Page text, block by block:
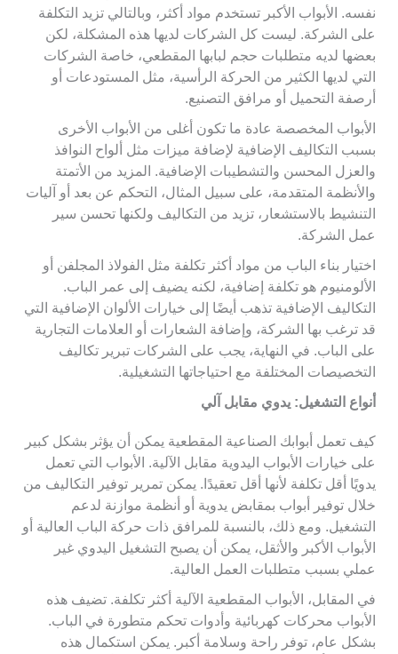
نفسه. الأبواب الأكبر تستخدم مواد أكثر، وبالتالي تزيد التكلفة
على الشركة. ليست كل الشركات لديها هذه المشكلة، لكن
بعضها لديه متطلبات حجم لبابها المقطعي، خاصة الشركات
التي لديها الكثير من الحركة الرأسية، مثل المستودعات أو
أرصفة التحميل أو مرافق التصنيع.
الأبواب المخصصة عادة ما تكون أغلى من الأبواب الأخرى
بسبب التكاليف الإضافية لإضافة ميزات مثل ألواح النوافذ
والعزل المحسن والتشطيبات الإضافية. المزيد من الأتمتة
والأنظمة المتقدمة، على سبيل المثال، التحكم عن بعد أو آليات
التنشيط بالاستشعار، تزيد من التكاليف ولكنها تحسن سير
عمل الشركة.
اختيار بناء الباب من مواد أكثر تكلفة مثل الفولاذ المجلفن أو
الألومنيوم هو تكلفة إضافية، لكنه يضيف إلى عمر الباب.
التكاليف الإضافية تذهب أيضًا إلى خيارات الألوان الإضافية التي
قد ترغب بها الشركة، وإضافة الشعارات أو العلامات التجارية
على الباب. في النهاية، يجب على الشركات تبرير تكاليف
التخصيصات المختلفة مع احتياجاتها التشغيلية.
أنواع التشغيل: يدوي مقابل آلي
كيف تعمل أبوابك الصناعية المقطعية يمكن أن يؤثر بشكل كبير
على خيارات الأبواب اليدوية مقابل الآلية. الأبواب التي تعمل
يدويًا أقل تكلفة لأنها أقل تعقيدًا. يمكن تمرير توفير التكاليف من
خلال توفير أبواب بمقابض يدوية أو أنظمة موازنة لدعم
التشغيل. ومع ذلك، بالنسبة للمرافق ذات حركة الباب العالية أو
الأبواب الأكبر والأثقل، يمكن أن يصبح التشغيل اليدوي غير
عملي بسبب متطلبات العمل العالية.
في المقابل، الأبواب المقطعية الآلية أكثر تكلفة. تضيف هذه
الأبواب محركات كهربائية وأدوات تحكم متطورة في الباب.
بشكل عام، توفر راحة وسلامة أكبر. يمكن استكمال هذه